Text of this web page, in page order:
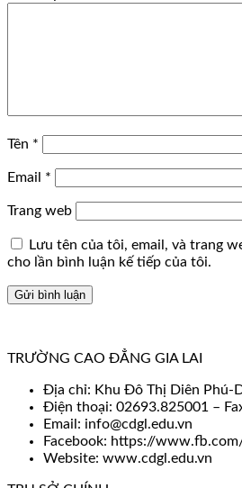
Tên *
Email *
Trang web
Lưu tên của tôi, email, và trang
cho lần bình luận kế tiếp của tôi.
TRƯỜNG CAO ĐẲNG GIA LAI
Địa chỉ: Khu Đô Thị Diên Phú-
Điện thoại: 02693.825001 –
Email: info@cdgl.edu.vn
Facebook: https://
Website: www.cdgl.edu.vn